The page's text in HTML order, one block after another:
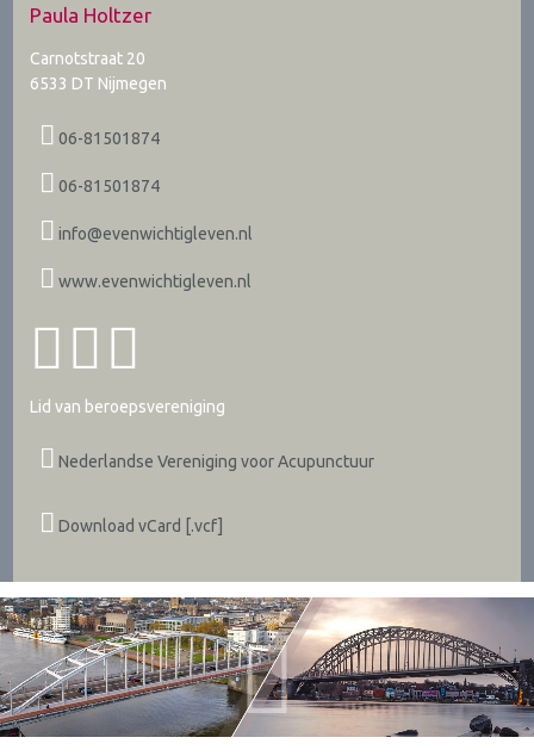
Paula Holtzer
Carnotstraat 20
6533 DT Nijmegen
06-81501874
06-81501874
info@evenwichtigleven.nl
www.evenwichtigleven.nl
Lid van beroepsvereniging
Nederlandse Vereniging voor Acupunctuur
Download vCard [.vcf]